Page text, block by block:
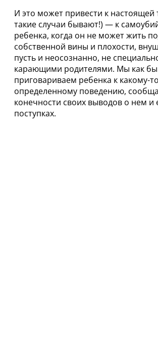
И это может привести к настоящей
такие случаи бывают!) — к
ребенка, когда он не может жить
собственной вины и плохости,
пусть и неосознанно, не
карающими родителями. Мы как бы
приговариваем ребенка к какому-то
определенному поведению,
конечности своих выводов о нем и
поступках.